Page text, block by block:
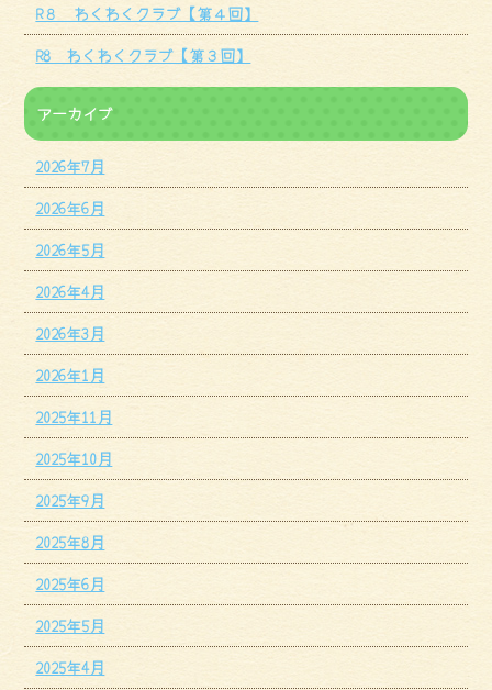
R８ わくわくクラブ【第４回】
R8 わくわくクラブ【第３回】
アーカイブ
2026年7月
2026年6月
2026年5月
2026年4月
2026年3月
2026年1月
2025年11月
2025年10月
2025年9月
2025年8月
2025年6月
2025年5月
2025年4月